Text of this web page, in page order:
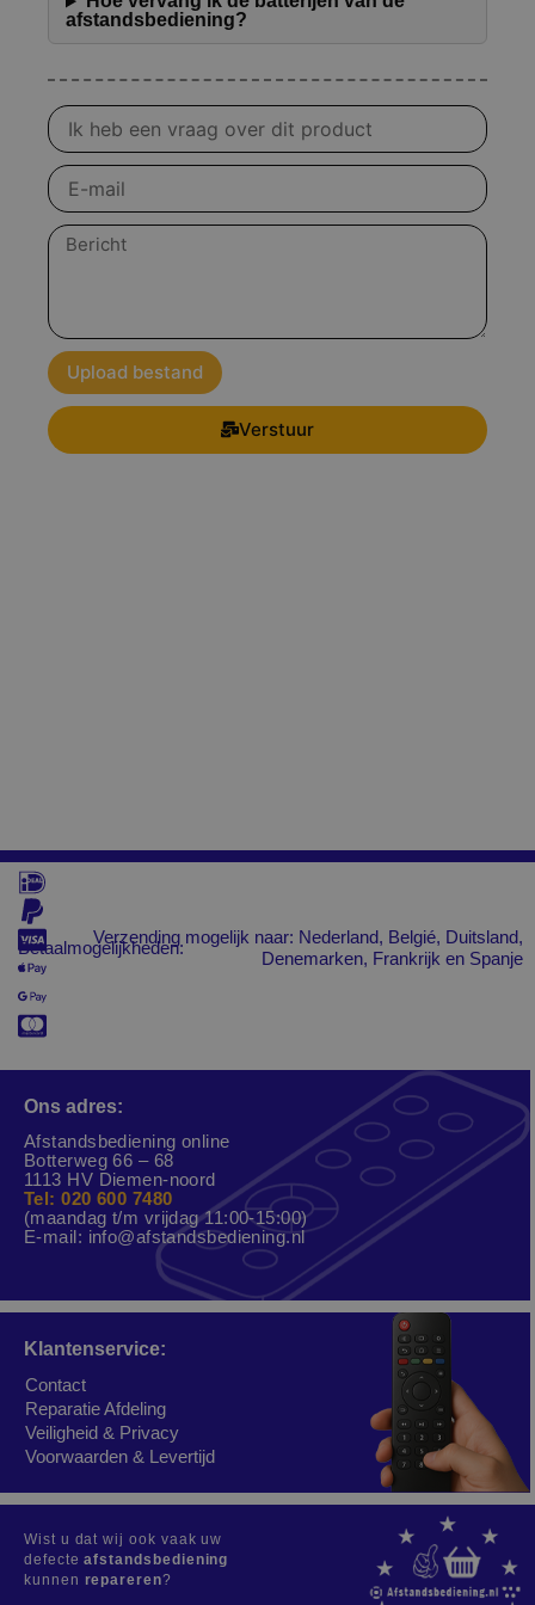
afstandsbediening?
Vraag
over
product
E-
mail
Bericht
Upload bestand
Verstuur
Betaalmogelijkheden:
Verzending mogelijk naar: Nederland, Belgié, Duitsland,
Denemarken, Frankrijk en Spanje
Ons adres:
Afstandsbediening online
Botterweg 66 – 68
1113 HV Diemen-noord
Tel: 020 600 7480
(maandag t/m vrijdag 11:00-15:00)
E-mail: info@afstandsbediening.nl
Klantenservice:
Contact
Reparatie Afdeling
Veiligheid & Privacy
Voorwaarden & Levertijd
Wist u dat wij ook vaak uw
defecteafstandsbediening
kunnen repareren?